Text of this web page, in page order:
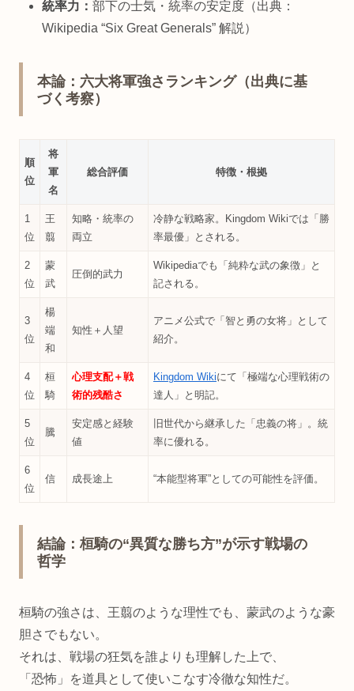
統率力：部下の士気・統率の安定度（出典：
Wikipedia “Six Great Generals” 解説）
本論：六大将軍強さランキング（出典に基
づく考察）
順
位
将
軍
名
総合評価 特徴・根拠
1
位
王
翦
知略・統率の
両立
冷静な戦略家。Kingdom Wikiでは「勝
率最優」とされる。
2
位
蒙
武
圧倒的武力
Wikipediaでも「純粋な武の象徴」と
記される。
3
位
楊
端
和
知性＋人望
アニメ公式で「智と勇の女将」として
紹介。
4
位
桓
騎
心理支配＋戦
術的残酷さ
Kingdom Wikiにて「極端な心理戦術の
達人」と明記。
5
位
騰
安定感と経験
値
旧世代から継承した「忠義の将」。統
率に優れる。
6
位
信 成長途上 “本能型将軍”としての可能性を評価。
結論：桓騎の“異質な勝ち方”が示す戦場の
哲学
桓騎の強さは、王翦のような理性でも、蒙武のような豪
胆さでもない。
それは、戦場の狂気を誰よりも理解した上で、
「恐怖」を道具として使いこなす冷徹な知性だ。